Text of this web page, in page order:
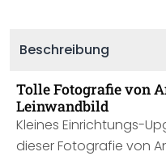
Beschreibung
Tolle Fotografie von
Leinwandbild
Kleines Einrichtungs-
dieser Fotografie von